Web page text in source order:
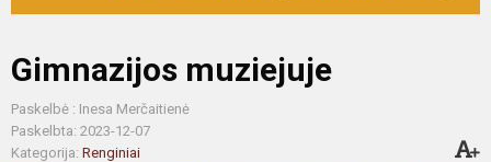
Gimnazijos muziejuje
Paskelbė : Inesa Merčaitienė
Paskelbta: 2023-12-07
Kategorija: Renginiai